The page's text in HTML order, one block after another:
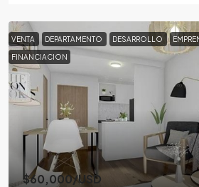
VENTA DEPARTAMENTO DESARROLLO
FINANCIACION
$60,000/USD